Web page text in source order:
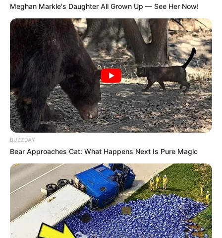
Langka Banget! 10 Pose Lucu
Katak yang Bikin Ketawa
Gemes
Ambyar! 10 Kalimat Baper
Pakai Bahasa Jawa Ini Bikin
Galau Abis
Meghan Markle's Daughter All Grown Up — See Her Now!
BUZZDAY
Bear Approaches Cat: What Happens Next Is Pure Magic